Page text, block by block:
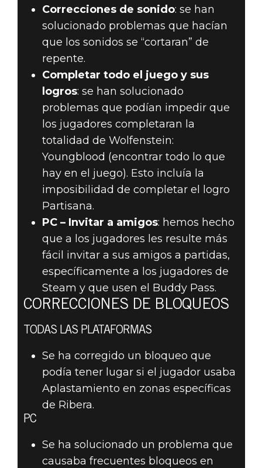
Correcciones de sonido: se han
solucionado problemas que hacían
que los sonidos se “cortaran” de
repente.
Completar todo el juego y sus
logros: se han solucionado
problemas que podían impedir que
los jugadores completaran la
totalidad de Wolfenstein:
Youngblood (encontrar todo lo que
hay en el juego). Esto incluía la
imposibilidad de completar el logro
Partisana.
PC – Invitar a amigos: hemos hecho
que a los jugadores les resulte más
fácil invitar a sus amigos a partidas,
específicamente a los jugadores de
Steam y que usen el Buddy Pass.
CORRECCIONES DE BLOQUEOS
TODAS LAS PLATAFORMAS
Se ha corregido un bloqueo que
podía tener lugar si el jugador usaba
Aplastamiento en zonas específicas
de Ribera.
PC
Se ha solucionado un problema que
causaba frecuentes bloqueos en